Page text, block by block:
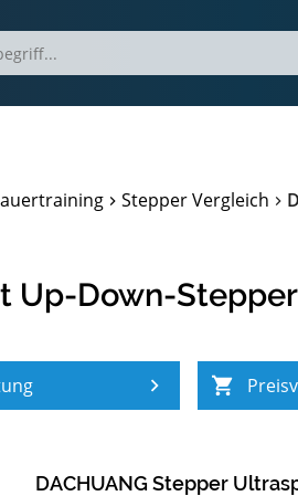
Stepper Vergleich
Up-Down-Stepper
DACHUANG Stepper